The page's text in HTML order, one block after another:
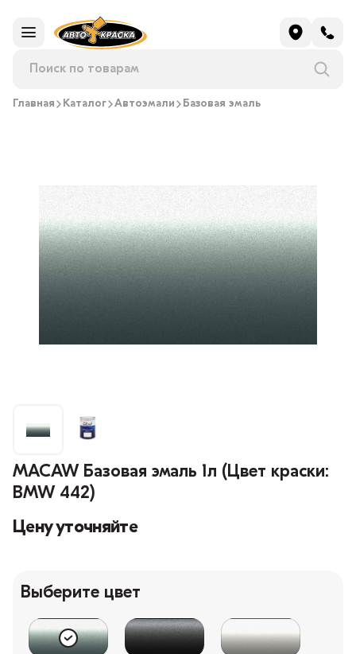
Главная Каталог Автоэмали Базовая эмаль
MACAW Базовая эмаль 1л (Цвет краски:
BMW 442)
Цену уточняйте
Выберите цвет